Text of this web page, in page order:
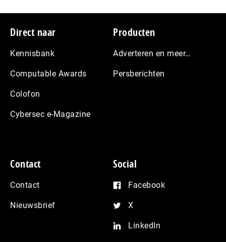
Footer
Direct naar
Kennisbank
Computable Awards
Colofon
Cybersec e-Magazine
Producten
Adverteren en meer…
Persberichten
Contact
Contact
Nieuwsbrief
Social
Facebook
X
LinkedIn